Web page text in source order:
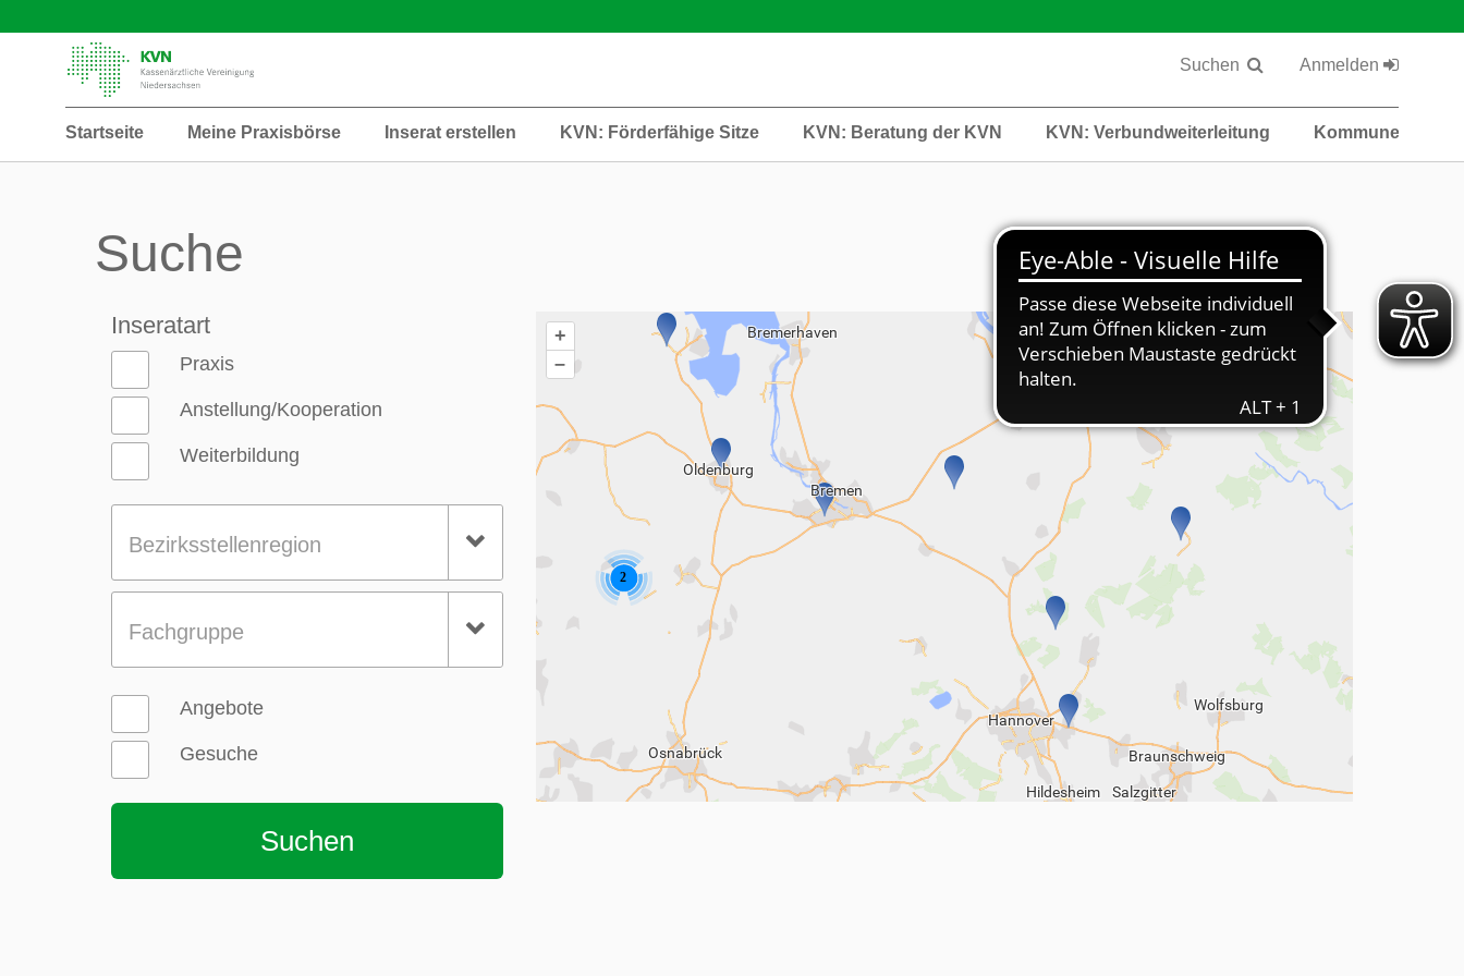
Anmelden
Suchen
Startseite Meine Praxisbörse Inserat erstellen KVN: Förderfähige Sitze KVN: Beratung der KVN KVN: Verbundweiterleitung Kommunen
Suche
Inseratart
Praxis
Anstellung/Kooperation
Weiterbildung
Bezirksstellenregion
Fachgruppe
Angebote
Gesuche
+
–